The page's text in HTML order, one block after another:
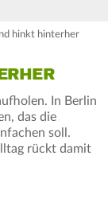
hinkt hinterher
In Berlin
das die
soll.
rückt damit